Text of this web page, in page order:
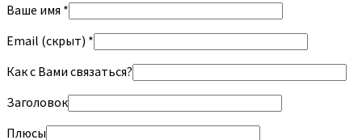
Ваше имя *
Email (скрыт) *
Как с Вами связаться?
Заголовок
Плюсы